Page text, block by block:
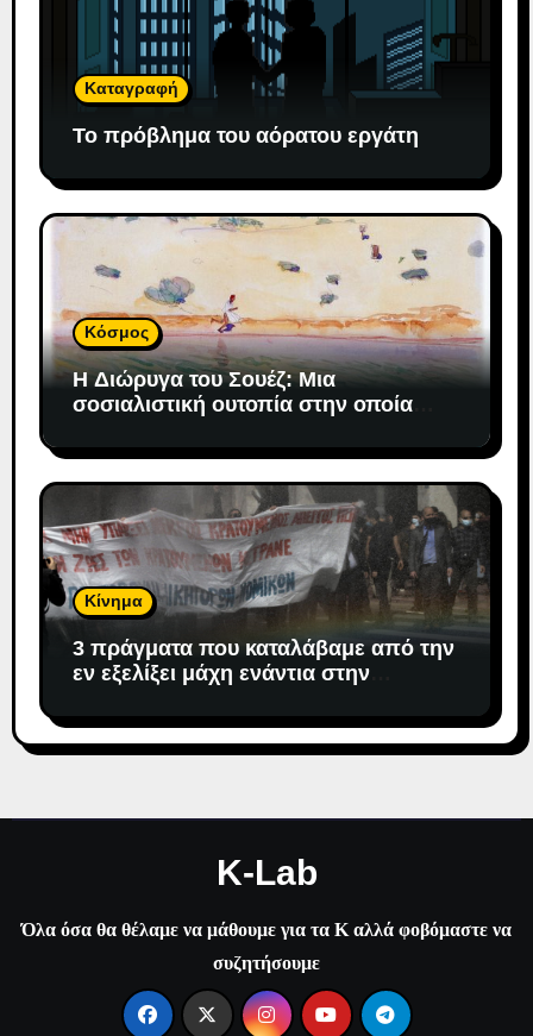
Καταγραφή
Το πρόβλημα του αόρατου εργάτη
Κόσμος
H Διώρυγα του Σουέζ: Μια
σοσιαλιστική ουτοπία στην οποία
Κίνημα
3 πράγματα που καταλάβαμε από την
εν εξελίξει μάχη ενάντια στην
K-Lab
Όλα όσα θα θέλαμε να μάθουμε για τα Κ αλλά φοβόμαστε να
συζητήσουμε